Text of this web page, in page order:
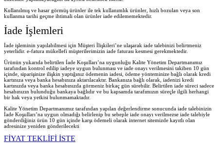
Kullanılmış ve hasar görmüş ürünler ile tek kullanımlık ürünler, hızlı bozulan veya son
kullanma tarihi geçme ihtimali olan ürünler iade edilememektedir.
İade İşlemleri
İade işleminin yapılabilmesi için Müşteri İlişkileri’ne ulaşarak iade talebinizi belirtmeniz
yeterlidir. e-fatura mükellefi müşterilerimizin iade faturası kesmesi gerekmektedir.
Ürünün yukarıda belirtilen İade Koşulları’na uygunluğu Kalite Yönetim Departmanımız
tarafından kontrol edilip iadeye uygun bulunması ve iade onayı verilmesini takiben 10 gün
içinde, siparişinize ilişkin yaptığınız ödemenin iadesi, ödeme yönteminize bağlı olarak kredi
kartınıza veya banka hesabınıza aktarılacaktır. Bankanıza bağlı olarak, iadenizi kredi
kartınızda veya banka hesabınızda görmeniz birkaç gün sürebilir. Belirtilen iade süreci sadece
hesabınızın bulunduğu bankaya bağlıdır ve bu kapsamda tarafımızın süreçle ilgili herhangi
bir hak veya yetkisi bulunmamaktadır.
Kalite Yönetim Departmanımız tarafından yapılan değerlendirme sonucunda iade talebinizin
İade Koşulları’na uygun olmadığı belirlenip bu sebeple iade onayı verilmezse iade talebiyle
gönderdiğiniz ürün 10 gün içinde karşı ödemeli olarak internet sitemizde kayıtlı olan
adresinize yeniden gönderilecekti
FİYAT TEKLİFİ İSTE